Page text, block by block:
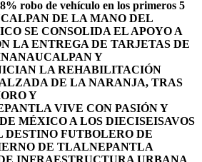
robo de vehículo en los primeros 5
DE LA MANO DEL
SE CONSOLIDA EL APOYO A
LA ENTREGA DE TARJETAS DE
NAUCALPAN Y
LA REHABILITACIÓN
DE LA NARANJA, TRAS
Y
VIVE CON PASIÓN Y
MÉXICO A LOS DIECISEISAVOS
DESTINO FUTBOLERO DE
DE TLALNEPANTLA
INFRAESTRUCTURA URBANA